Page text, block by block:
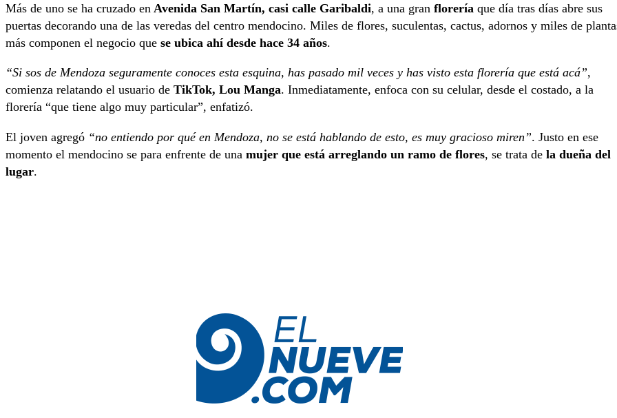
Más de uno se ha cruzado en Avenida San Martín, casi calle Garibaldi, a una gran florería que día tras días abre sus
puertas decorando una de las veredas del centro mendocino. Miles de flores, suculentas, cactus, adornos y miles de
más componen el negocio que se ubica ahí desde hace 34 años.
“Si sos de Mendoza seguramente conoces esta esquina, has pasado mil veces y has visto esta florería que está acá”,
comienza relatando el usuario de TikTok, Lou Manga. Inmediatamente, enfoca con su celular, desde el costado, a la
florería “que tiene algo muy particular”, enfatizó.
El joven agregó “no entiendo por qué en Mendoza, no se está hablando de esto, es muy gracioso miren”. Justo en ese
momento el mendocino se para enfrente de una mujer que está arreglando un ramo de flores, se trata de la dueña del
lugar.